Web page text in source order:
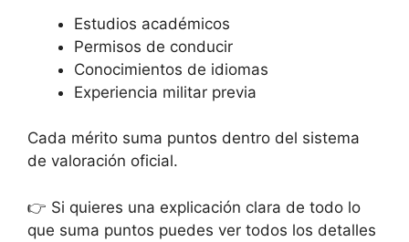
Estudios académicos
Permisos de conducir
Conocimientos de idiomas
Experiencia militar previa
Cada mérito suma puntos dentro del sistema
de valoración oficial.
👉 Si quieres una explicación clara de todo lo
que suma puntos puedes ver todos los detalles